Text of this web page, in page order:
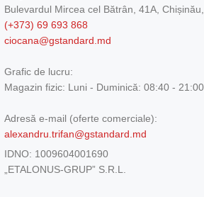
Bulevardul Mircea cel Bătrân, 41A,
(+373) 69 693 868
ciocana@gstandard.md
Grafic de lucru:
Magazin fizic: Luni - Duminică: 08:40 - 21:00
Adresă e-mail (oferte comerciale):
alexandru.trifan@gstandard.md
IDNO: 1009604001690
„ETALONUS-GRUP” S.R.L.